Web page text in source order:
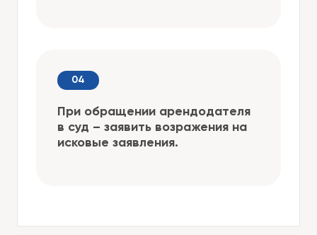
При обращении арендодателя
в суд – заявить возражения на
исковые заявления.